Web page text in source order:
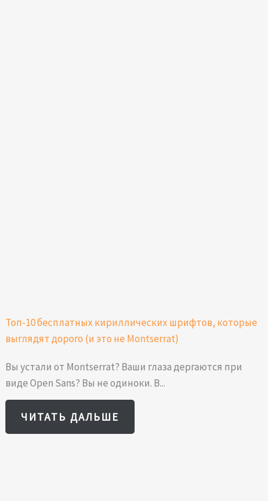
Топ-10 бесплатных кириллических шрифтов, которые
выглядят дорого (и это не Montserrat)
Вы устали от Montserrat? Ваши глаза дергаются при
виде Open Sans? Вы не одиноки. В...
ЧИТАТЬ ДАЛЬШЕ